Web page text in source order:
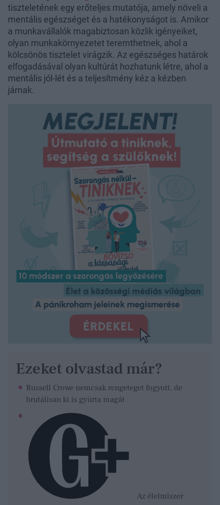
tiszteletének egy erőteljes mutatója, amely növeli a
mentális egészséget és a hatékonyságot is. Amikor
a munkavállalók magabiztosan közlik igényeiket,
olyan munkakörnyezetet teremthetnek, ahol a
kölcsönös tisztelet virágzik. Az egészséges határok
elfogadásával olyan kultúrát hozhatunk létre, ahol a
mentális jól-lét és a teljesítmény kéz a kézben
járnak.
Ezeket olvastad már?
Russell Crowe nemcsak rengeteget fogyott, de
brutálisan ki is gyúrta magát
Az élelmiszer